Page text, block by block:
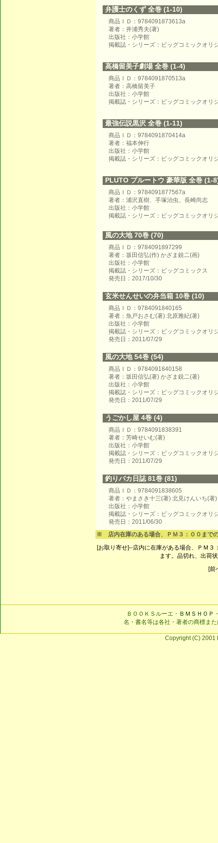
弁護士のくず 全巻 (1-10)
商品ＩＤ：9784091873613a
著者：井浦秀夫(著)
出版社：小学館
掲載誌・シリーズ：ビッグコミックオリ
高橋留美子劇場 全巻 (1-4)
商品ＩＤ：9784091870513a
著者：高橋留美子
出版社：小学館
掲載誌・シリーズ：ビッグコミックオリ
最強伝説黒沢 全巻 (1-11)
商品ＩＤ：9784091870414a
著者：福本伸行
出版社：小学館
掲載誌・シリーズ：ビッグコミックオリ
PLUTO プルートウ 豪華版 全巻 (1-
商品ＩＤ：9784091877567a
著者：浦沢直樹、手塚治虫、長崎尚志
出版社：小学館
掲載誌・シリーズ：ビッグコミックオリ
風の大地 70巻 (70)
商品ＩＤ：9784091897299
著者：坂田信弘(作) かざま鋭二(画)
出版社：小学館
掲載誌・シリーズ：ビッグコミックス
発売日：2017/10/30
玄米せんせいの弁当箱 10巻 (10)
商品ＩＤ：9784091840165
著者：魚戸おさむ(著) 北原雅紀(著)
出版社：小学館
掲載誌・シリーズ：ビッグコミックオリ
発売日：2011/07/29
風の大地 54巻 (54)
商品ＩＤ：9784091840158
著者：坂田信弘(著) かざま鋭二(著)
出版社：小学館
掲載誌・シリーズ：ビッグコミックオリ
発売日：2011/07/29
うごかし屋 4巻 (4)
商品ＩＤ：9784091838391
著者：芳崎せいむ(著)
出版社：小学館
掲載誌・シリーズ：ビッグコミックオリ
発売日：2011/07/29
釣りバカ日誌 81巻 (81)
商品ＩＤ：9784091838605
著者：やまさき十三(著) 北見けんいち(著)
出版社：小学館
掲載誌・シリーズ：ビッグコミックオリ
発売日：2011/06/30
※ 店内在庫のある場合、ＰＭ３：００まで
[お取り寄せ]--店内に在庫がある場合、ＰＭ
ます。品切れ、出荷
[前
ＢＯＯＫＳルーエ・ ＢＭＳＨＯＰ
名・書名等は各社・著者の商標ま
Copyright (C) 2001